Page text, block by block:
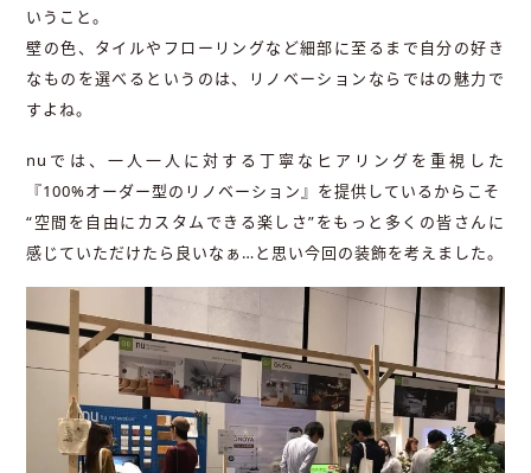
いうこと。
壁の色、タイルやフローリングなど細部に至るまで自分の好き
なものを選べるというのは、リノベーションならではの魅力で
すよね。
nuでは、一人一人に対する丁寧なヒアリングを重視した
『100%オーダー型のリノベーション』を提供しているからこそ
“空間を自由にカスタムできる楽しさ”をもっと多くの皆さんに
感じていただけたら良いなぁ…と思い今回の装飾を考えました。